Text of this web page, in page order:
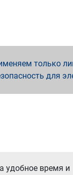
только
для
удобное время и